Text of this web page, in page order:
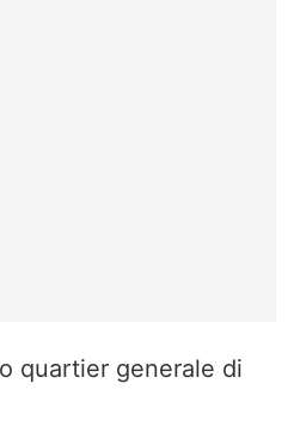
quartier generale di